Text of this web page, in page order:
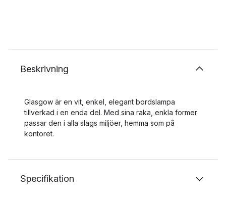
Beskrivning
Glasgow är en vit, enkel, elegant bordslampa
tillverkad i en enda del. Med sina raka, enkla former
passar den i alla slags miljöer, hemma som på
kontoret.
Specifikation